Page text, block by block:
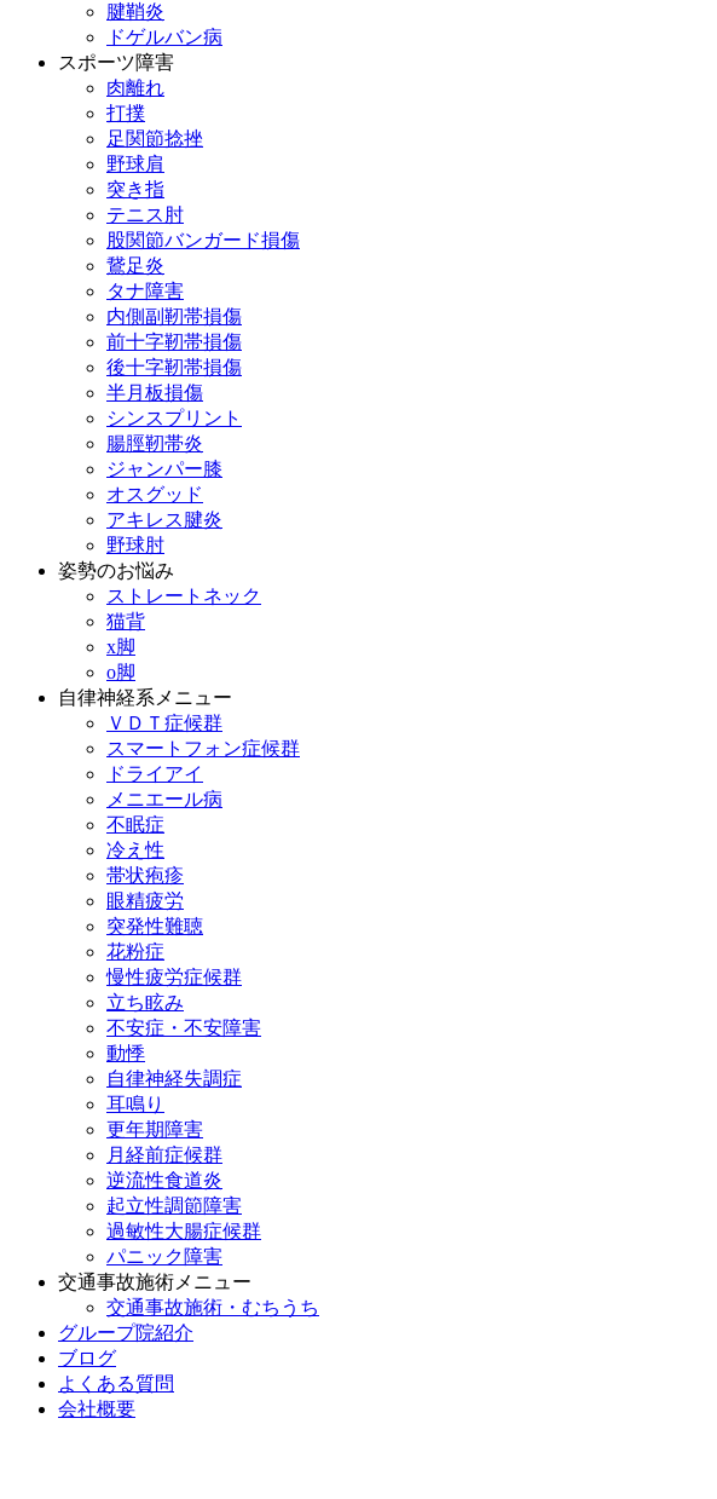
腱鞘炎
ドゲルバン病
スポーツ障害
肉離れ
打撲
足関節捻挫
野球肩
突き指
テニス肘
股関節バンガード損傷
鵞足炎
タナ障害
内側副靭帯損傷
前十字靭帯損傷
後十字靭帯損傷
半月板損傷
シンスプリント
腸脛靭帯炎
ジャンパー膝
オスグッド
アキレス腱炎
野球肘
姿勢のお悩み
ストレートネック
猫背
x脚
o脚
自律神経系メニュー
ＶＤＴ症候群
スマートフォン症候群
ドライアイ
メニエール病
不眠症
冷え性
帯状疱疹
眼精疲労
突発性難聴
花粉症
慢性疲労症候群
立ち眩み
不安症・不安障害
動悸
自律神経失調症
耳鳴り
更年期障害
月経前症候群
逆流性食道炎
起立性調節障害
過敏性大腸症候群
パニック障害
交通事故施術メニュー
交通事故施術・むちうち
グループ院紹介
ブログ
よくある質問
会社概要